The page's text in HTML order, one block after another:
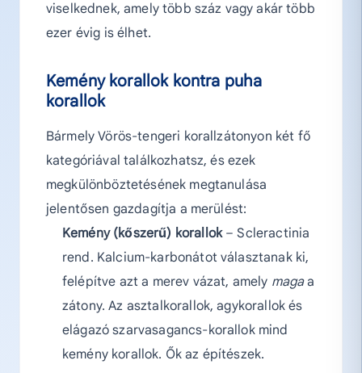
viselkednek, amely több száz vagy akár több
ezer évig is élhet.
Kemény korallok kontra puha
korallok
Bármely Vörös-tengeri korallzátonyon két fő
kategóriával találkozhatsz, és ezek
megkülönböztetésének megtanulása
jelentősen gazdagítja a merülést:
Kemény (kőszerű) korallok– Scleractinia
rend. Kalcium-karbonátot választanak ki,
felépítve azt a merev vázat, amely magaa
zátony. Az asztalkorallok, agykorallok és
elágazó szarvasagancs-korallok mind
kemény korallok. Ők az építészek.